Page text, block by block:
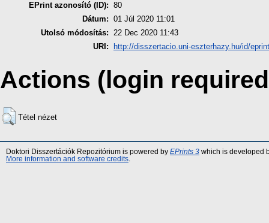
EPrint azonosító (ID): 80
Dátum: 01 Júl 2020 11:01
Utolsó módosítás: 22 Dec 2020 11:43
URI:
http://disszertacio.uni-eszterhazy.hu/id/
Actions (login
Tétel nézet
Doktori Disszertációk Repozitórium is powered by EPrints 3 which is developed
More information and software credits